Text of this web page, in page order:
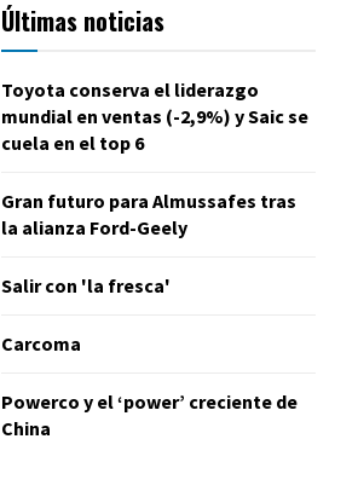
Últimas noticias
Toyota conserva el liderazgo
mundial en ventas (-2,9%) y Saic se
cuela en el top 6
Gran futuro para Almussafes tras
la alianza Ford-Geely
Salir con 'la fresca'
Carcoma
Powerco y el ‘power’ creciente de
China